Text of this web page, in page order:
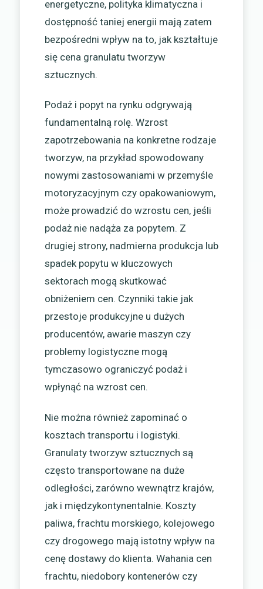
energetyczne, polityka klimatyczna i
dostępność taniej energii mają zatem
bezpośredni wpływ na to, jak kształtuje
się cena granulatu tworzyw
sztucznych.
Podaż i popyt na rynku odgrywają
fundamentalną rolę. Wzrost
zapotrzebowania na konkretne rodzaje
tworzyw, na przykład spowodowany
nowymi zastosowaniami w przemyśle
motoryzacyjnym czy opakowaniowym,
może prowadzić do wzrostu cen, jeśli
podaż nie nadąża za popytem. Z
drugiej strony, nadmierna produkcja lub
spadek popytu w kluczowych
sektorach mogą skutkować
obniżeniem cen. Czynniki takie jak
przestoje produkcyjne u dużych
producentów, awarie maszyn czy
problemy logistyczne mogą
tymczasowo ograniczyć podaż i
wpłynąć na wzrost cen.
Nie można również zapominać o
kosztach transportu i logistyki.
Granulaty tworzyw sztucznych są
często transportowane na duże
odległości, zarówno wewnątrz krajów,
jak i międzykontynentalnie. Koszty
paliwa, frachtu morskiego, kolejowego
czy drogowego mają istotny wpływ na
cenę dostawy do klienta. Wahania cen
frachtu, niedobory kontenerów czy